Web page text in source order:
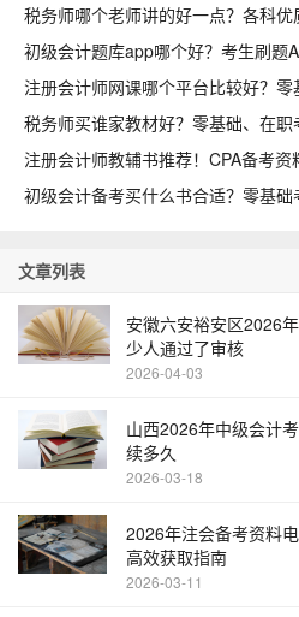
初级会计题库app哪个好？考生刷题
注册会计师教辅书推荐！CPA备考
初级会计备考买什么书合适？零基
文章列表
安徽六安裕安区2026
少人通过了审核
2026-04-03
山西2026年中级会计
续多久
2026-03-18
2026年注会备考资料
高效获取指南
2026-03-11